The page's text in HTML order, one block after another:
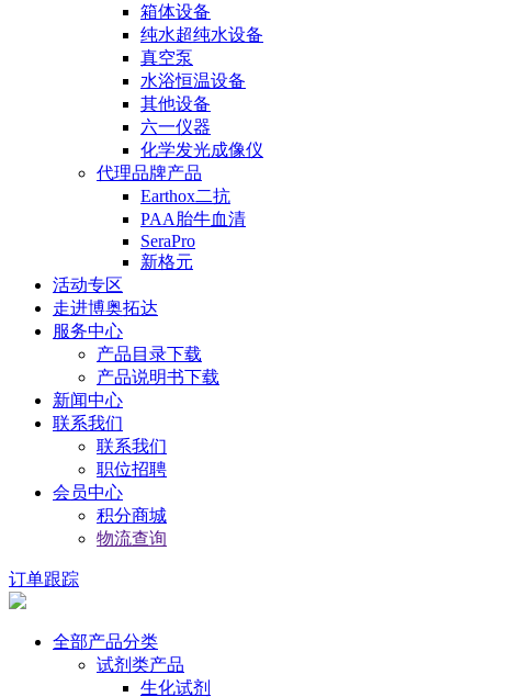
箱体设备
纯水超纯水设备
真空泵
水浴恒温设备
其他设备
六一仪器
化学发光成像仪
代理品牌产品
Earthox二抗
PAA胎牛血清
SeraPro
新格元
活动专区
走进博奥拓达
服务中心
产品目录下载
产品说明书下载
新闻中心
联系我们
联系我们
职位招聘
会员中心
积分商城
物流查询
订单跟踪
全部产品分类
试剂类产品
生化试剂